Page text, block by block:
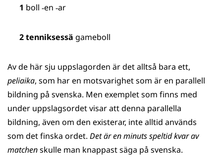
1 boll ‑en ‑ar
2tenniksessä gameboll
Av de här sju uppslagorden är det alltså bara ett,
peliaika, som har en motsvarighet som är en parallell
bildning på svenska. Men exemplet som finns med
under uppslagsordet visar att denna parallella
bildning, även om den existerar, inte alltid används
som det finska ordet. Det är en minuts speltid kvar av
matchenskulle man knappast säga på svenska.